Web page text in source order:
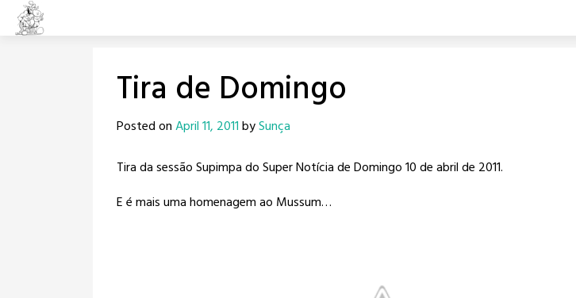
Skip
Tira de Domingo
Posted onApril 11, 2011bySunça
Tira da sessão Supimpa do Super Notícia de Domingo 10 de abril de 2011.
E é mais uma homenagem ao Mussum…